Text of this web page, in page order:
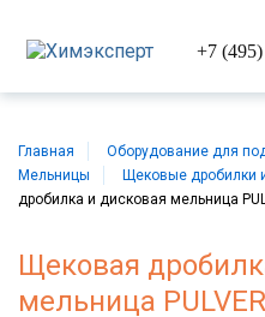
+7
Главная
Оборудование для
Мельницы
Щековые дробилки
дробилка и дисковая мельница
Щековая
мельница